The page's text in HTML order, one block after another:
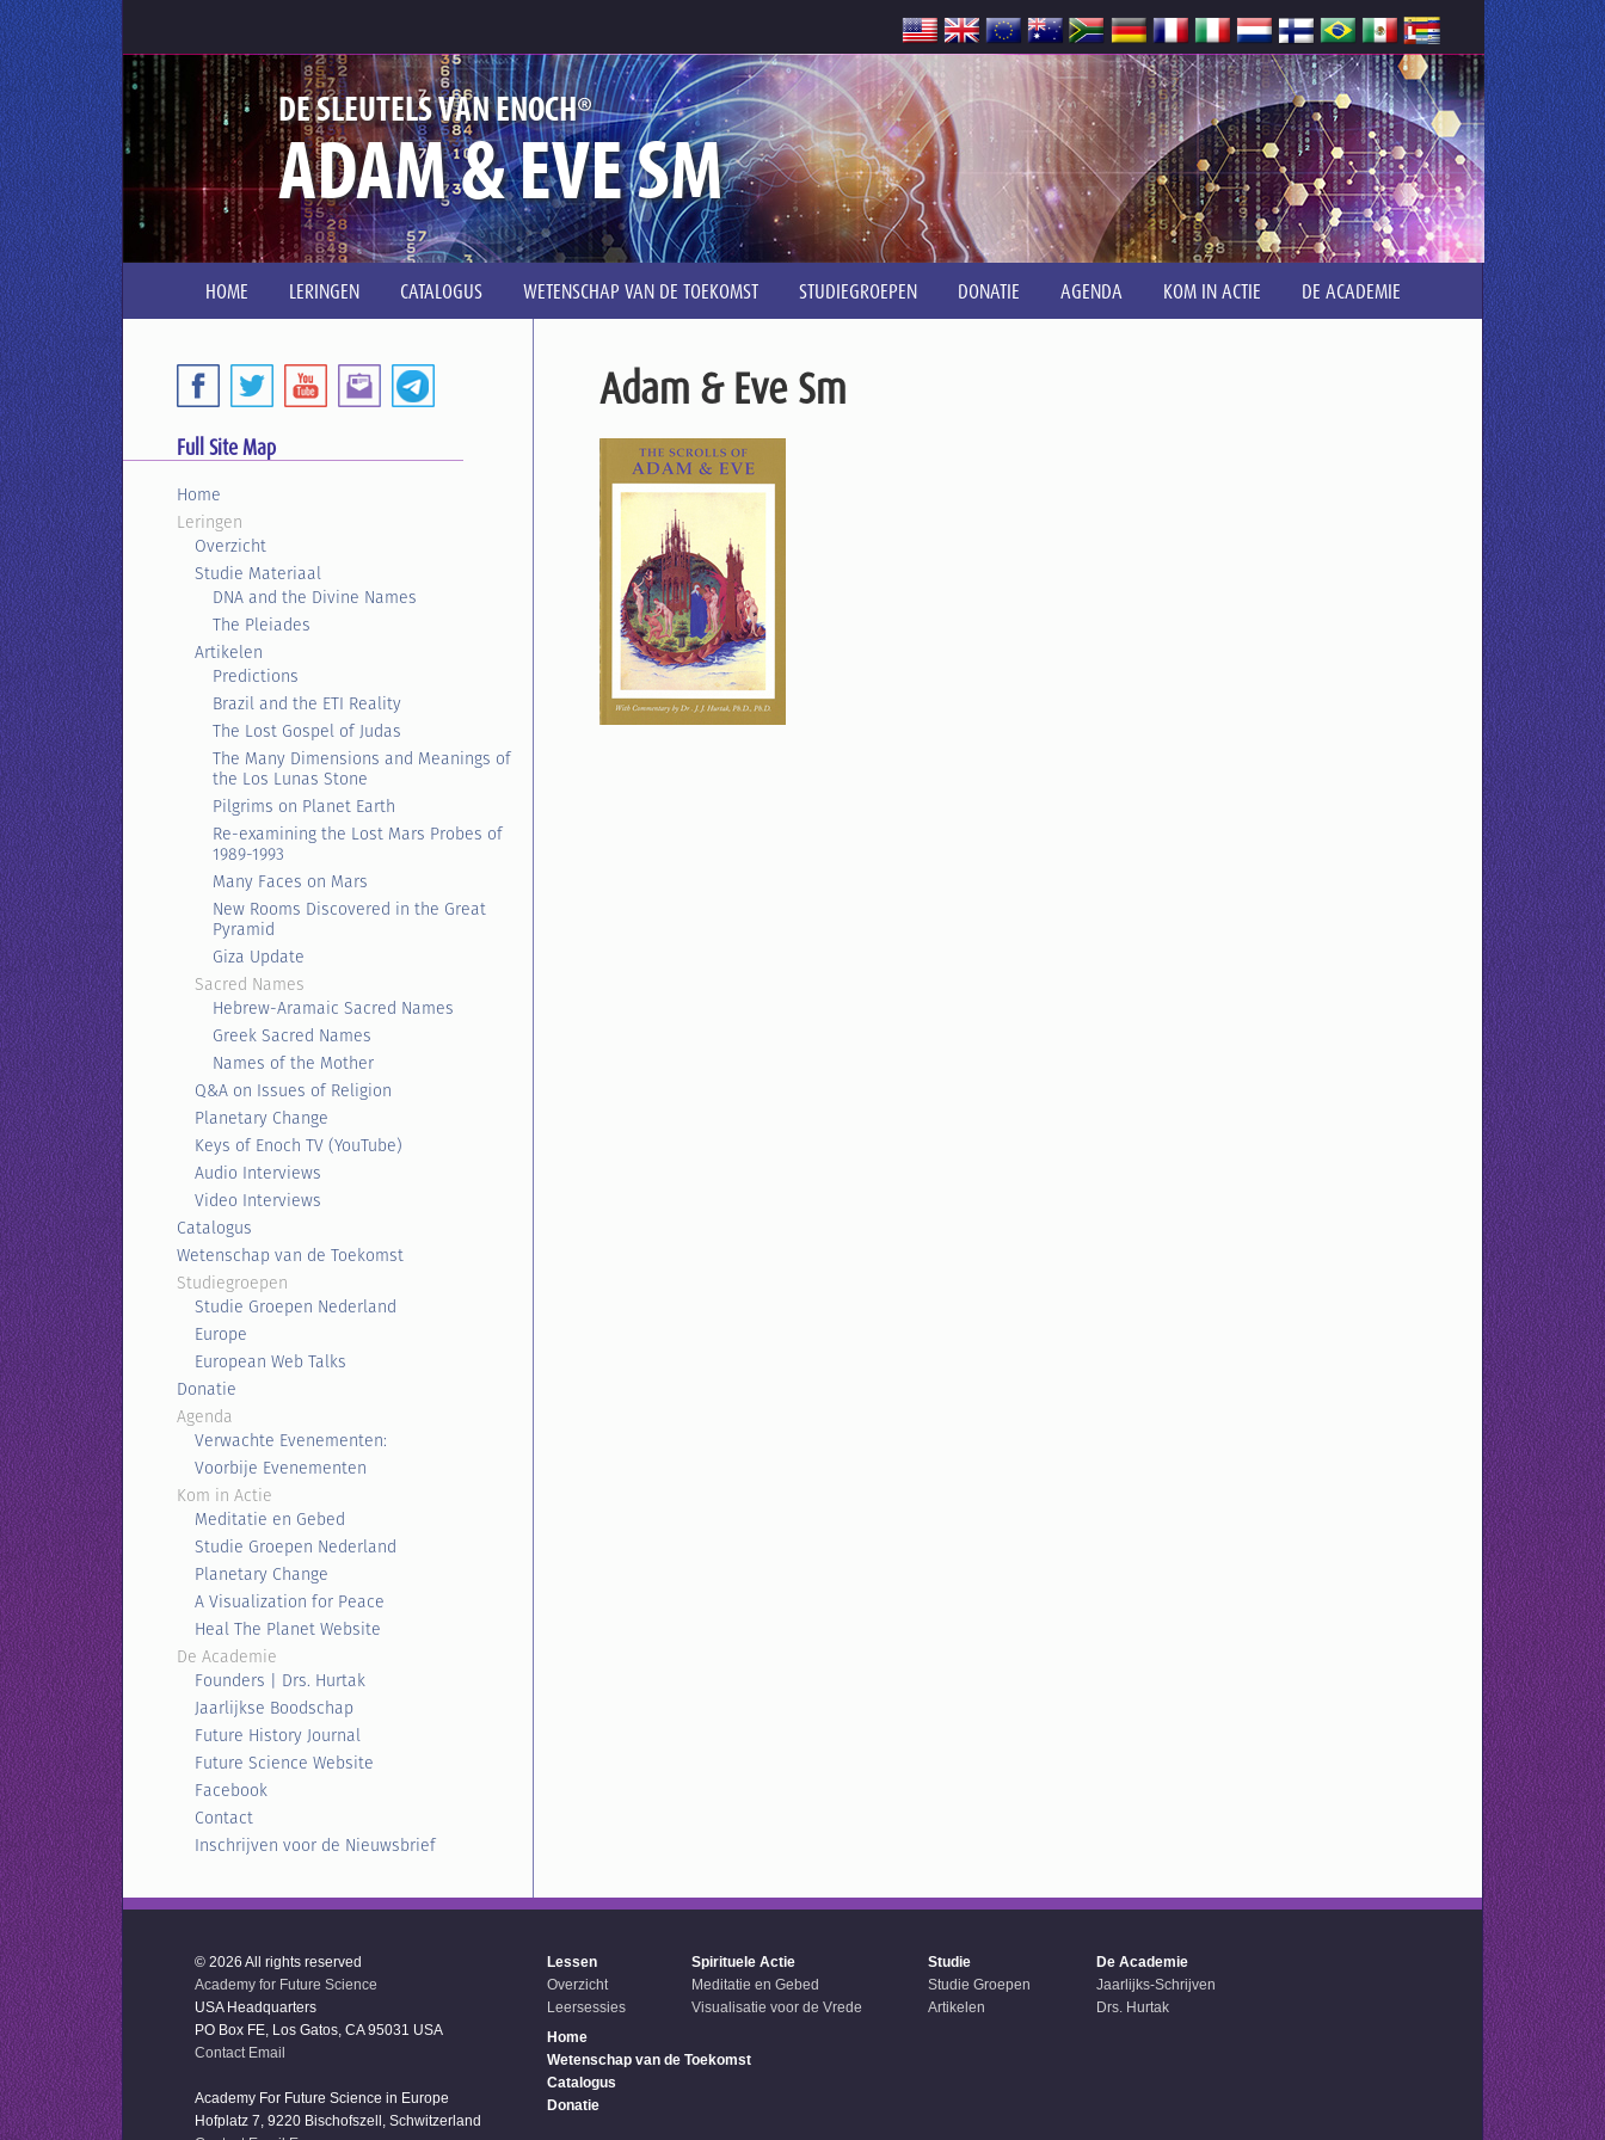
DE SLEUTELS VAN ENOCH®
ADAM & EVE SM
HOME LERINGEN CATALOGUS WETENSCHAP VAN DE TOEKOMST STUDIEGROEPEN DONATIE AGENDA KOM IN ACTIE DE ACADEMIE
Adam & Eve Sm
Full Site Map
Home
Leringen
Overzicht
Studie Materiaal
DNA and the Divine Names
The Pleiades
Artikelen
Predictions
Brazil and the ETI Reality
The Lost Gospel of Judas
The Many Dimensions and Meanings of
the Los Lunas Stone
Pilgrims on Planet Earth
Re-examining the Lost Mars Probes of
1989-1993
Many Faces on Mars
New Rooms Discovered in the Great
Pyramid
Giza Update
Sacred Names
Hebrew-Aramaic Sacred Names
Greek Sacred Names
Names of the Mother
Q&A on Issues of Religion
Planetary Change
Keys of Enoch TV (YouTube)
Audio Interviews
Video Interviews
Catalogus
Wetenschap van de Toekomst
Studiegroepen
Studie Groepen Nederland
Europe
European Web Talks
Donatie
Agenda
Verwachte Evenementen:
Voorbije Evenementen
Kom in Actie
Meditatie en Gebed
Studie Groepen Nederland
Planetary Change
A Visualization for Peace
Heal The Planet Website
De Academie
Founders | Drs. Hurtak
Jaarlijkse Boodschap
Future History Journal
Future Science Website
Facebook
Contact
Inschrijven voor de Nieuwsbrief
© 2026 All rights reserved
Academy for Future Science
USA Headquarters
PO Box FE, Los Gatos, CA 95031 USA
Contact Email
Academy For Future Science in Europe
Hofplatz 7, 9220 Bischofszell, Schwitzerland
Lessen
Overzicht
Leersessies
Spirituele Actie
Meditatie en Gebed
Visualisatie voor de Vrede
Studie
Studie Groepen
Artikelen
De Academie
Jaarlijks-Schrijven
Drs. Hurtak
Home
Wetenschap van de Toekomst
Catalogus
Donatie